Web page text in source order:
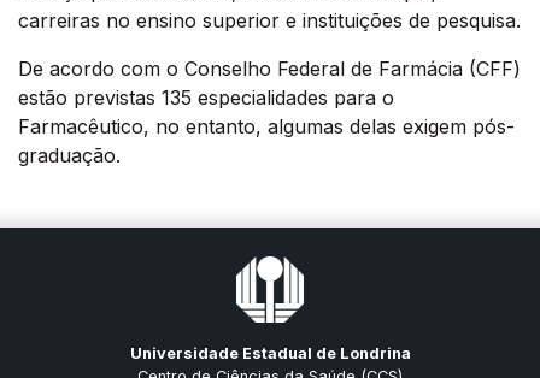
carreiras no ensino superior e instituições de pesquisa.
De acordo com o Conselho Federal de Farmácia (CFF)
estão previstas 135 especialidades para o
Farmacêutico, no entanto, algumas delas exigem pós-
graduação.
Universidade Estadual de Londrina